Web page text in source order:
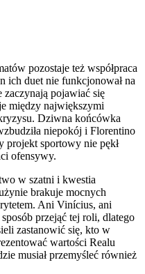
pozostaje też współpraca
ich duet nie funkcjonował na
zaczynają pojawiać się
między największymi
Dziwna końcówka
niepokój i Florentino
projekt sportowy nie pękł
ofensywy.
w szatni i kwestia
brakuje mocnych
Ani Vinícius, ani
przejąć tej roli, dlatego
zastanowić się, kto w
wartości Realu
musiał przemyśleć również